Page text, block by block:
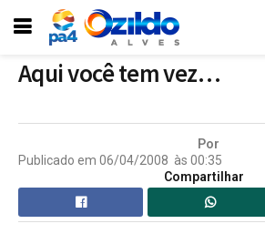
Aqui você tem vez…
Por
Publicado em 06/04/2008 às 00:35
Compartilhar